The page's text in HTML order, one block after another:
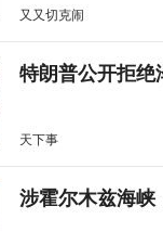
又又切克闹
特朗普公开拒绝
天下事
涉霍尔木兹海峡